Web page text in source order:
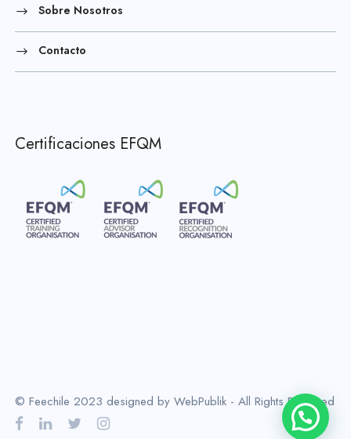
Sobre Nosotros
Contacto
Certificaciones EFQM
© Feechile 2023 designed by WebPublik - All Rights Reserved